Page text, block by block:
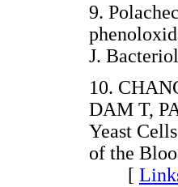
9.
J.
10.
DAM T,
Yeast
of the
[